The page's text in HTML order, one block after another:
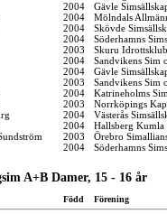
2004
Gävle
2004
Mölndals
2004
Skövde
2004
Söderhamns
2003
Skuru
2004
Sandvikens Sim
2004
Gävle
2003
Sandvikens Sim
2004
Katrineholms
2003
Norrköpings
2004
Västerås
2004
Hallsberg
2003
Örebro
2004 Söderhamns
A+B Damer, 15 - 16 år
Född Förening